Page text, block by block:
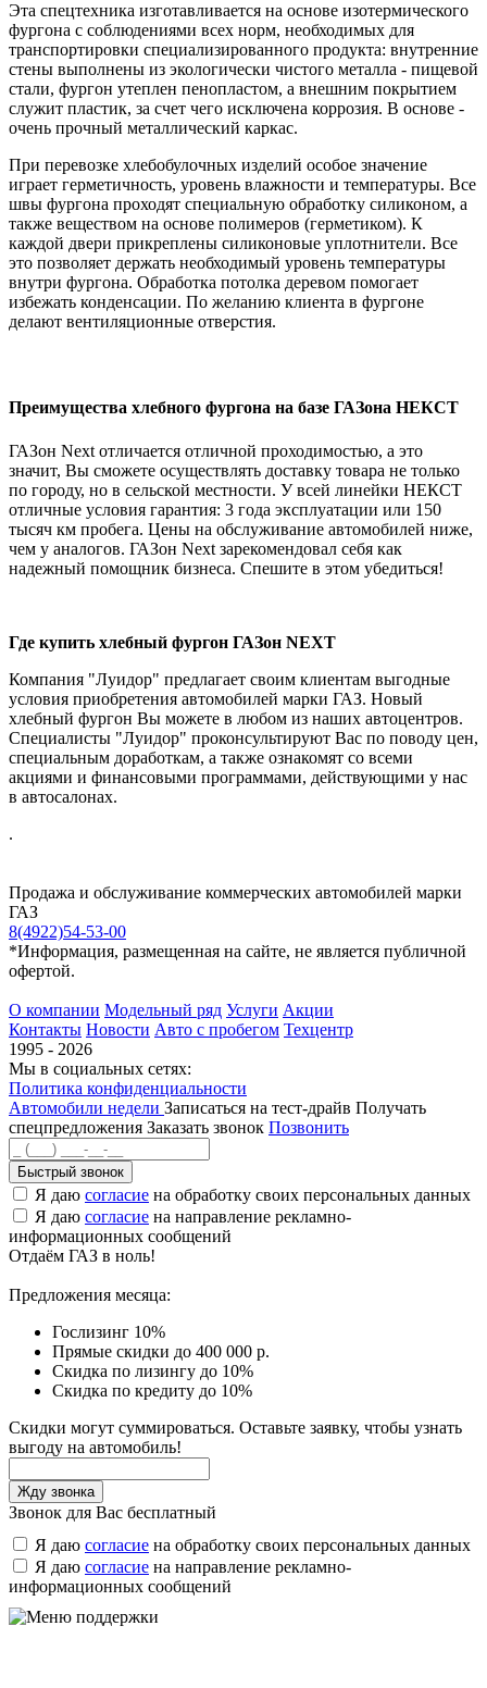
Эта спецтехника изготавливается на основе изотермического
фургона с соблюдениями всех норм, необходимых для
транспортировки специализированного продукта: внутренние
стены выполнены из экологически чистого металла - пищевой
стали, фургон утеплен пенопластом, а внешним покрытием
служит пластик, за счет чего исключена коррозия. В основе -
очень прочный металлический каркас.
При перевозке хлебобулочных изделий особое значение
играет герметичность, уровень влажности и температуры. Все
швы фургона проходят специальную обработку силиконом, а
также веществом на основе полимеров (герметиком). К
каждой двери прикреплены силиконовые уплотнители. Все
это позволяет держать необходимый уровень температуры
внутри фургона. Обработка потолка деревом помогает
избежать конденсации. По желанию клиента в фургоне
делают вентиляционные отверстия.
Преимущества хлебного фургона на базе ГАЗона НЕКСТ
ГАЗон Next отличается отличной проходимостью, а это
значит, Вы сможете осуществлять доставку товара не только
по городу, но в сельской местности. У всей линейки НЕКСТ
отличные условия гарантия: 3 года эксплуатации или 150
тысяч км пробега. Цены на обслуживание автомобилей ниже,
чем у аналогов. ГАЗон Next зарекомендовал себя как
надежный помощник бизнеса. Спешите в этом убедиться!
Где купить хлебный фургон ГАЗон NEXT
Компания "Луидор" предлагает своим клиентам выгодные
условия приобретения автомобилей марки ГАЗ. Новый
хлебный фургон Вы можете в любом из наших автоцентров.
Специалисты "Луидор" проконсультируют Вас по поводу цен,
специальным доработкам, а также ознакомят со всеми
акциями и финансовыми программами, действующими у нас
в автосалонах.
.
Продажа и обслуживание коммерческих автомобилей марки
ГАЗ
8(4922)54-53-00
*Информация, размещенная на сайте, не является публичной
офертой.
О компании Модельный ряд Услуги Акции
Контакты Новости Авто с пробегом Техцентр
1995 - 2026
Мы в социальных сетях:
Политика конфиденциальности
Автомобили недели Записаться на тест-драйв Получать
спецпредложения Заказать звонок Позвонить
Быстрый звонок
Я даю согласие на обработку своих персональных данных
Я даю согласие на направление рекламно-
информационных сообщений
Отдаём ГАЗ в ноль!
Предложения месяца:
Гослизинг 10%
Прямые скидки до 400 000 р.
Скидка по лизингу до 10%
Скидка по кредиту до 10%
Скидки могут суммироваться. Оставьте заявку, чтобы узнать
выгоду на автомобиль!
Звонок для Вас бесплатный
Я даю согласие на обработку своих персональных данных
Я даю согласие на направление рекламно-
информационных сообщений